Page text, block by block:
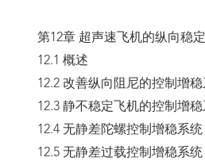
第12章 超声速飞机的纵向稳定
12.1 概述
12.2 改善纵向阻尼的控制增稳
12.3 静不稳定飞机的控制增
12.4 无静差陀螺控制增稳系统
12.5 无静差过载控制增稳系统